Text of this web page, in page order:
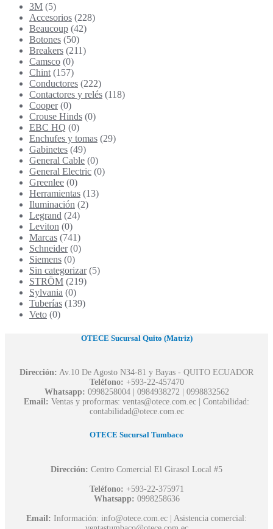
3M (5)
Accesorios (228)
Beaucoup (42)
Botones (50)
Breakers (211)
Camsco (0)
Chint (157)
Conductores (222)
Contactores y relés (118)
Cooper (0)
Crouse Hinds (0)
EBC HQ (0)
Enchufes y tomas (29)
Gabinetes (49)
General Cable (0)
General Electric (0)
Greenlee (0)
Herramientas (13)
Iluminación (2)
Legrand (24)
Leviton (0)
Marcas (741)
Schneider (0)
Siemens (0)
Sin categorizar (5)
STRÖM (219)
Sylvania (0)
Tuberías (139)
Veto (0)
OTECE Sucursal Quito (Matriz)
Dirección: Av.10 De Agosto N34-81 y Bayas - QUITO ECUADOR
Teléfono: +593-22-457470
Whatsapp: 0998258004 | 0984938272 | 0998832562
Email: Ventas y proformas: ventas@otece.com.ec | Contabilidad:
contabilidad@otece.com.ec
OTECE Sucursal Tumbaco
Dirección: Centro Comercial El Girasol Local #5
Teléfono: +593-22-375971
Whatsapp: 0998258636
Email: Información: info@otece.com.ec | Asistencia comercial: